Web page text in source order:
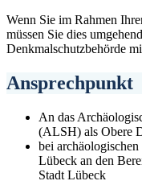
Wenn Sie im Rahmen
müssen Sie dies
Denkmalschutzbehörde
Ansprechpunkt
An das
(ALSH) als Obere
bei
Lübeck an den
Stadt Lübeck